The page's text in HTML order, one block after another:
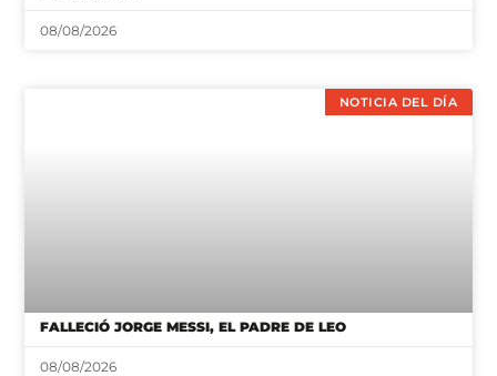
08/08/2026
NOTICIA DEL DÍA
FALLECIÓ JORGE MESSI, EL PADRE DE LEO
08/08/2026